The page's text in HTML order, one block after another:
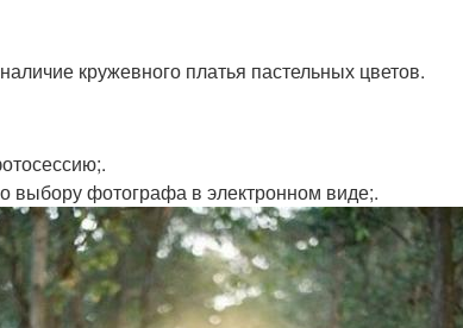
кружевного платья пастельных цветов.
выбору фотографа в электронном виде;.